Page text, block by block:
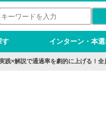
す インターン・本
践×解説で通過率を劇的に上げる！